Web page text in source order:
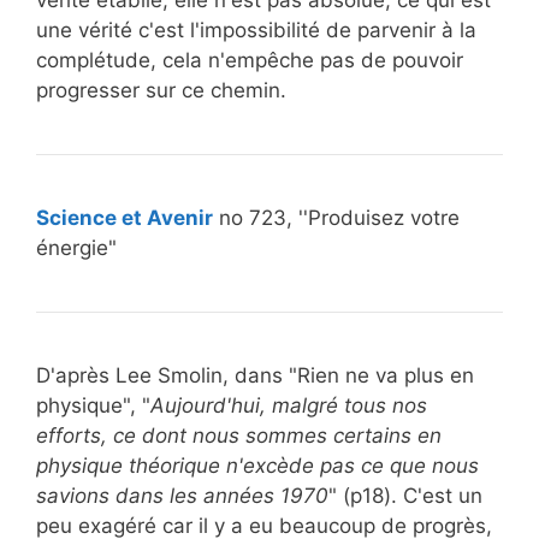
une vérité c'est l'impossibilité de parvenir à la
complétude, cela n'empêche pas de pouvoir
progresser sur ce chemin.
Science et Avenir no 723, ''Produisez votre
énergie"
D'après Lee Smolin, dans "Rien ne va plus en
physique", "Aujourd'hui, malgré tous nos
efforts, ce dont nous sommes certains en
physique théorique n'excède pas ce que nous
savions dans les années 1970" (p18). C'est un
peu exagéré car il y a eu beaucoup de progrès,